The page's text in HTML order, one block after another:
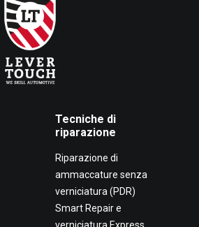
Tecniche di
riparazione
Riparazione di
ammaccature senza
verniciatura (PDR)
Smart Repair e